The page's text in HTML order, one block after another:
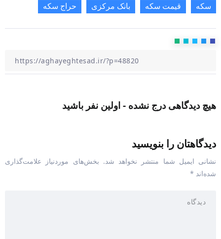
سکه قیمت سکه بانک مرکزی حراج سکه
هیچ دیدگاهی درج نشده - اولین نفر باشید
دیدگاهتان را بنویسید
نشانی ایمیل شما منتشر نخواهد شد. بخش‌های موردنیاز علامت‌گذاری
شده‌اند *